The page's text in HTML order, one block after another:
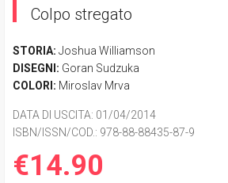
Colpo stregato
STORIA: Joshua Williamson
DISEGNI: Goran Sudzuka
COLORI: Miroslav Mrva
DATA DI USCITA: 01/04/2014
ISBN/ISSN/COD.: 978-88-88435-87-9
€14.90